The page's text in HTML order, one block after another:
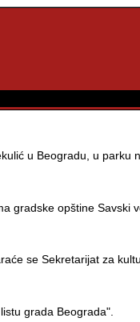
u Beogradu, u parku
gradske opštine Savski
se Sekretarijat za
grada Beograda".